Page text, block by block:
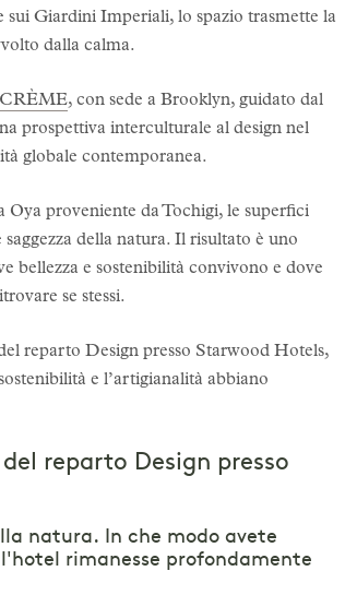
Giardini Imperiali, lo spazio trasmette la
dalla calma.
CRÈME, con sede a Brooklyn, guidato dal
prospettiva interculturale al design nel
globale contemporanea.
proveniente da Tochigi, le superfici
della natura. Il risultato è uno
bellezza e sostenibilità convivono e dove
se stessi.
reparto Design presso Starwood Hotels,
e l’artigianalità abbiano
reparto Design presso
natura. In che modo avete
rimanesse profondamente